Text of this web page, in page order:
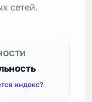
сетей.
индекс?